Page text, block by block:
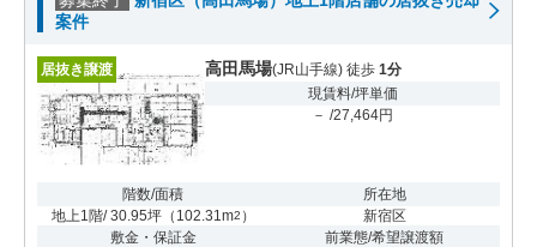
案件
居抜き譲渡 高田馬場(JR山手線) 徒歩 1分
現賃料/坪単価
－ /27,464円
階数/面積
地上1階/ 30.95坪（ 102.31m2 ）
所在地
新宿区
敷金・保証金
前業態/希望譲渡額